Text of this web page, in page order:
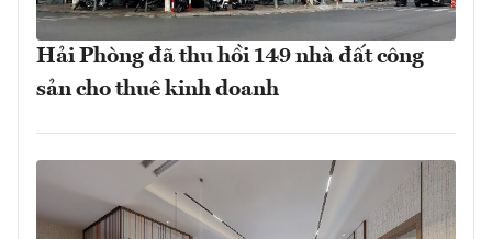
Hải Phòng đã thu hồi 149 nhà đất công
sản cho thuê kinh doanh